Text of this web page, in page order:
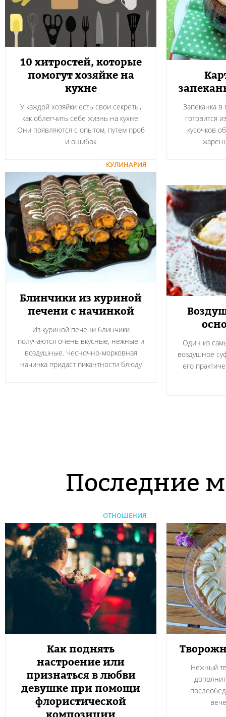
10 хитростей, которые
помогут хозяйке на
кухне
У каждой хозяйки есть свои секреты,
как облегчить себе жизнь на кухне.
Они появляются с опытом, путем проб
и ошибок
Запеканка
готовится
кусочков
КУЛИНАРИЯ
Блинчики из куриной
печени с начинкой
Из куриной печени блинчики
получаются очень вкусные, нежные и
воздушные. Чесночно-морковная
начинка придаст пикантности блюду
Один из
воздушное
его
Последние
ОТНОШЕНИЯ
Как поднять
настроение или
признаться в любви
девушке при помощи
флористической
Нежный